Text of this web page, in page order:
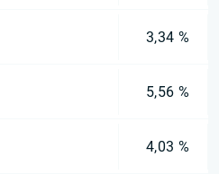
3,34 %
5,56 %
4,03 %